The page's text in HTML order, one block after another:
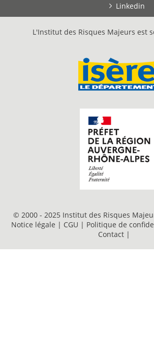
Linkedin
L'Institut des Risques Majeurs est
© 2000 - 2025 Institut des Risques
Notice légale | CGU | Politique de
Contact |